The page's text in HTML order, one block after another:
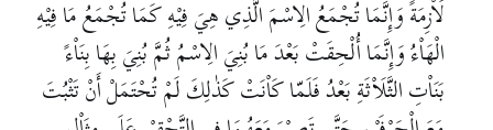
لَاْزِمَةً وَإِنَّمَا تُجْمَعُ الِاسْمَ الَّذِي هِيَ فِيْهِ كَمَا تُجْمَعُ مَا فِيْهِ
الْهَاْءُ وَإِنَّمَا أُلْحِقَتْ بَعْدَ مَا بُنِيَ الِاسْمُ ثُمَّ بُنِيَ بِهَا بِنَاْءً
بَنَاْتِ الثَّلَاْثَةِ بَعْدُ فَلَمّا كَاْنَتْ كَذٰلِكَ لَمْ تُحْتَمَلْ أَنْ تَثْبُتَ